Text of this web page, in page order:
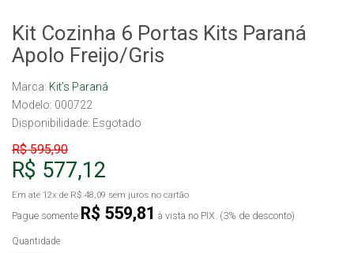
Kit Cozinha 6 Portas Kits Paraná
Apolo Freijo/Gris
Marca: Kit’s Paraná
Modelo: 000722
Disponibilidade: Esgotado
R$ 595,90
R$ 577,12
Em até 12x de R$ 48,09 sem juros no cartão
Pague somente R$ 559,81 à vista no PIX. (3% de desconto)
Quantidade